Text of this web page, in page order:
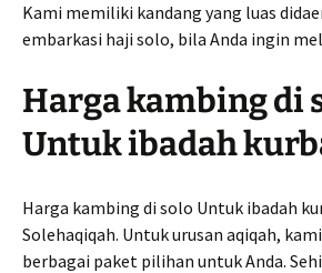
Kami memiliki kandang yang luas
embarkasi haji solo, bila Anda ingin
Harga kambing di
Untuk ibadah
Harga kambing di solo Untuk ibadah
Solehaqiqah. Untuk urusan aqiqah,
berbagai paket pilihan untuk Anda.